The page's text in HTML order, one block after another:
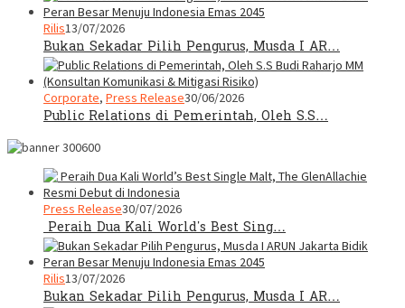
Rilis13/07/2026
Bukan Sekadar Pilih Pengurus, Musda I AR…
Corporate, Press Release30/06/2026
Public Relations di Pemerintah, Oleh S.S…
Press Release30/07/2026
Peraih Dua Kali World’s Best Sing…
Rilis13/07/2026
Bukan Sekadar Pilih Pengurus, Musda I AR…